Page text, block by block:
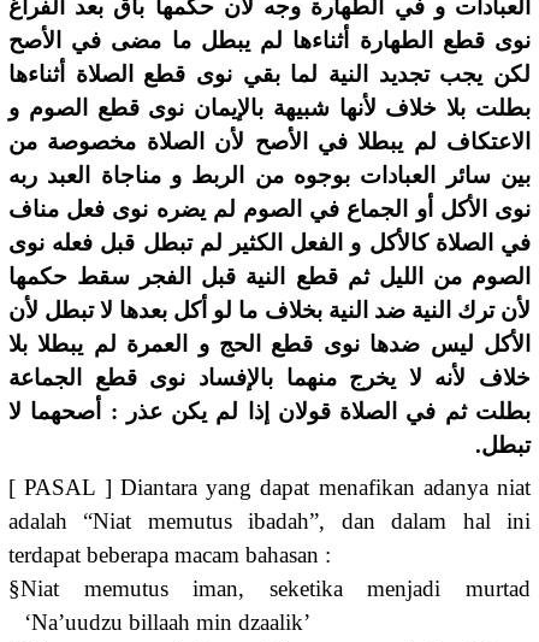
العبادات و في الطهارة وجه لأن حكمها باق بعد الفراغ
نوى قطع الطهارة أثناءها لم يبطل ما مضى في الأصح
لكن يجب تجديد النية لما بقي نوى قطع الصلاة أثناءها
بطلت بلا خلاف لأنها شبيهة بالإيمان نوى قطع الصوم و
الاعتكاف لم يبطلا في الأصح لأن الصلاة مخصوصة من
بين سائر العبادات بوجوه من الربط و مناجاة العبد ربه
نوى الأكل أو الجماع في الصوم لم يضره نوى فعل مناف
في الصلاة كالأكل و الفعل الكثير لم تبطل قبل فعله نوى
الصوم من الليل ثم قطع النية قبل الفجر سقط حكمها
لأن ترك النية ضد النية بخلاف ما لو أكل بعدها لا تبطل لأن
الأكل ليس ضدها نوى قطع الحج و العمرة لم يبطلا بلا
خلاف لأنه لا يخرج منهما بالإفساد نوى قطع الجماعة
بطلت ثم في الصلاة قولان إذا لم يكن عذر : أصحهما لا
تبطل.
[ PASAL ] Diantara yang dapat menafikan adanya niat
adalah “Niat memutus ibadah”, dan dalam hal ini
terdapat beberapa macam bahasan :
§Niat memutus iman, seketika menjadi murtad
‘Na’uudzu billaah min dzaalik’